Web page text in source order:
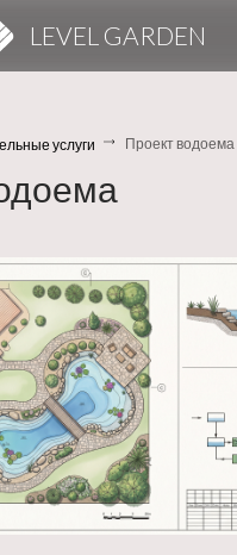
LEVEL GARDEN
услуги Проект водоема